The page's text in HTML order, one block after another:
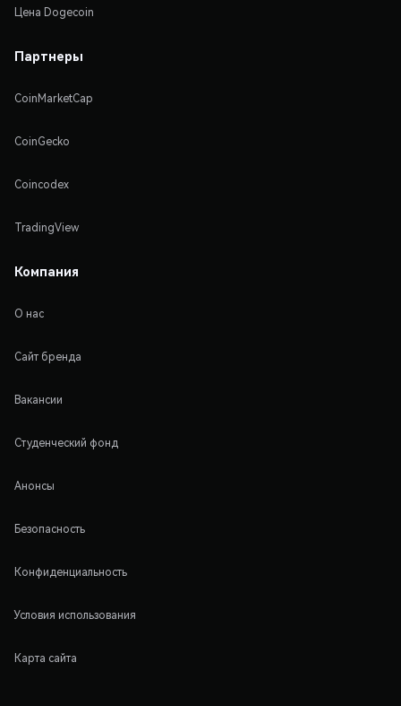
Цена Dogecoin
Партнеры
CoinMarketCap
CoinGecko
Coincodex
TradingView
Компания
О нас
Сайт бренда
Вакансии
Студенческий фонд
Анонсы
Безопасность
Конфиденциальность
Условия использования
Карта сайта